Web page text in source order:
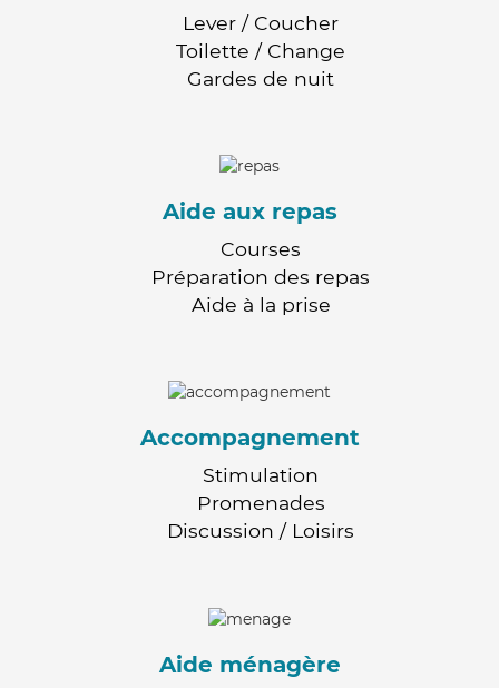
Lever / Coucher
Toilette / Change
Gardes de nuit
Aide aux repas
Courses
Préparation des repas
Aide à la prise
Accompagnement
Stimulation
Promenades
Discussion / Loisirs
Aide ménagère